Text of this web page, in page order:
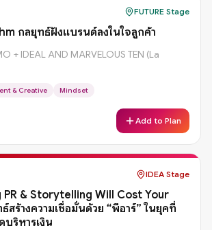
FUTURE Stage
กลยุทธ์ฝังแบรนด์ลงในใจลูกค้า
+ IDEAL AND MARVELOUS TEN (La
& Creative Mindset
Add to Plan
IDEA Stage
& Storytelling Will Cost Your
สร้างความเชื่อมั่นด้วย “พีอาร์” ในยุคที่
ริหารเงิน